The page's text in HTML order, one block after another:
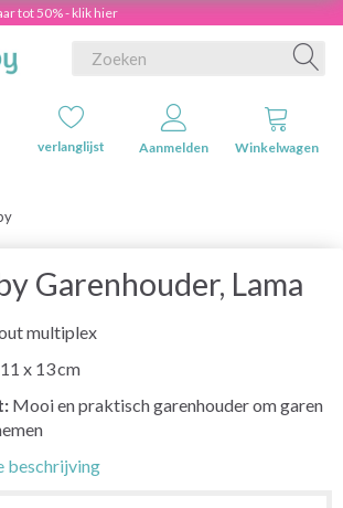
tot 50% - klik hier
verlanglijst Aanmelden Winkelwagen
Garenhouder, Lama
multiplex
x 13 cm
Mooi en praktisch garenhouder om garen
beschrijving